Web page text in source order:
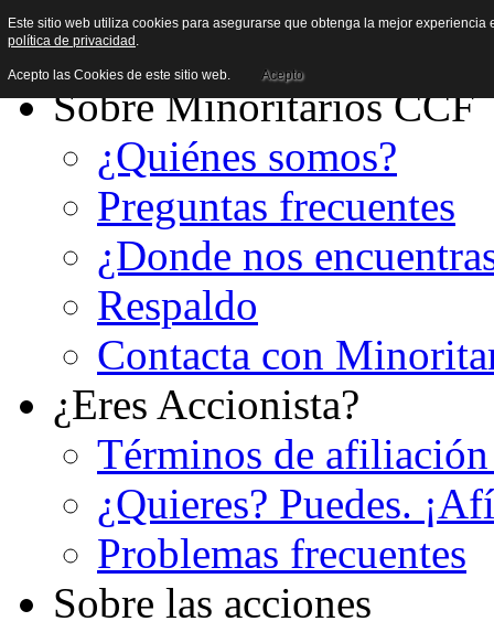
Sobre Minoritarios CCF
¿Quiénes somos?
Preguntas frecuentes
¿Donde nos
Respaldo
Contacta con
¿Eres Accionista?
Términos de
¿Quieres? Puedes.
Problemas frecuentes
Sobre las acciones
Este sitio web utiliza cookies para asegurarse que obtenga la mejor
política de privacidad .
Acepto las Cookies de este sitio web. Acepto